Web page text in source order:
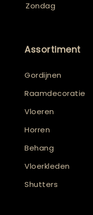
Zondag
Assortiment
Gordijnen
Raamdecoratie
Vloeren
Horren
Behang
Vloerkleden
Shutters